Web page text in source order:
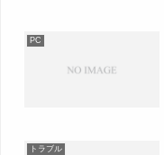
PC
トラブル